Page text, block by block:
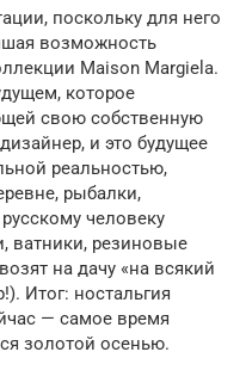
поскольку для него
возможность
Maison Margiela.
которое
свою собственную
и это будущее
реальностью,
рыбалки,
человеку
ватники, резиновые
на дачу «на всякий
Итог: ностальгия
— самое время
золотой осенью.